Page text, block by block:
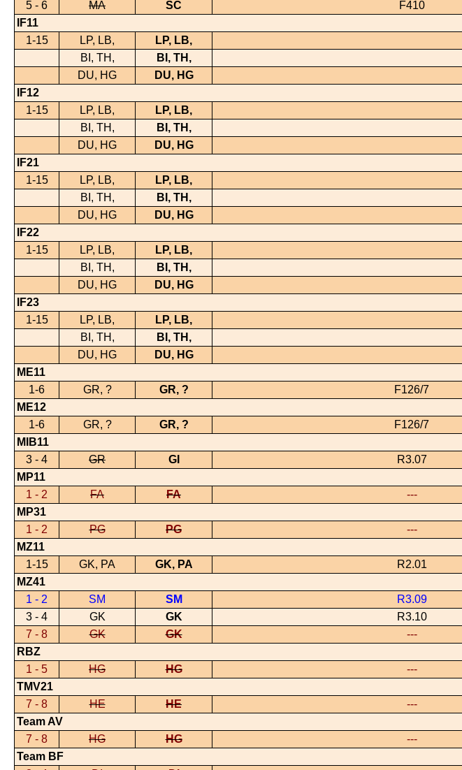
5 - 6
MA SC F410
IF11
1-15
LP, LB, LP, LB,
BI, TH,
BI, TH,
DU, HG
DU, HG
IF12
1-15
LP, LB, LP, LB,
BI, TH,
BI, TH,
DU, HG
DU, HG
IF21
1-15
LP, LB, LP, LB,
BI, TH,
BI, TH,
DU, HG
DU, HG
IF22
1-15
LP, LB, LP, LB,
BI, TH,
BI, TH,
DU, HG
DU, HG
IF23
1-15
LP, LB, LP, LB,
BI, TH,
BI, TH,
DU, HG
DU, HG
ME11
1-6
GR, ? GR, ? F126/7
ME12
1-6
GR, ? GR, ? F126/7
MIB11
3 - 4
GR GI R3.07
MP11
1 - 2
FA FA ---
MP31
1 - 2
PG PG ---
MZ11
1-15
GK, PA GK, PA R2.01
MZ41
1 - 2
SM SM R3.09
3 - 4
GK GK R3.10
7 - 8
GK GK ---
RBZ
1 - 5
HG HG ---
TMV21
7 - 8
HE HE ---
Team AV
7 - 8
HG HG ---
Team BF